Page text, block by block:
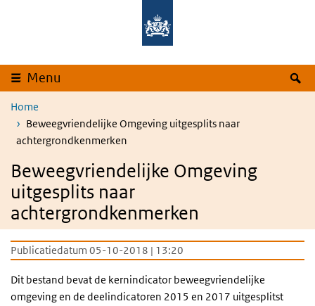
Overslaan en naar de inhoud gaan
Menu
Home
Beweegvriendelijke Omgeving uitgesplits naar
achtergrondkenmerken
Beweegvriendelijke Omgeving
uitgesplits naar
achtergrondkenmerken
Publicatiedatum 05-10-2018 | 13:20
Dit bestand bevat de kernindicator beweegvriendelijke
omgeving en de deelindicatoren 2015 en 2017 uitgesplitst